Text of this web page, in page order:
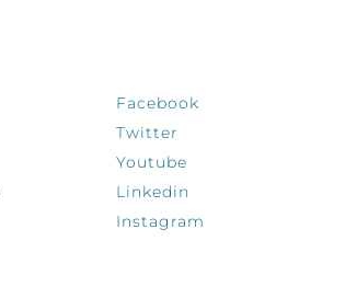
Facebook
Twitter
Youtube
Linkedin
Instagram